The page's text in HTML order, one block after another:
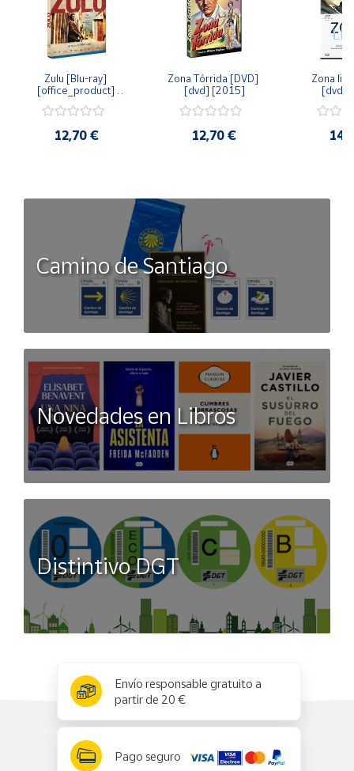
Zulu [Blu-ray]
[office_product]
12,70 €
Zona Tórrida [DVD]
[dvd] [2015]
12,70 €
Zona
[dvd]
Camino de Santiago
Novedades en Libros
Distintivo DGT
Envío responsable gratuito a
partir de 20 €
Pago seguro